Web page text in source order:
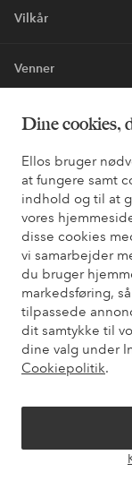
Dine cookies,
Ellos bruger
at fungere samt
indhold og til at
vores
disse cookies
vi samarbejder
du bruger
markedsføring,
tilpassede
dit samtykke til
dine valg under
Cookiepolitik.
Vilkår
Venner
Vil du vide